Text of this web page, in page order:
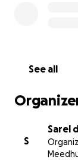
See all
S
Sarel